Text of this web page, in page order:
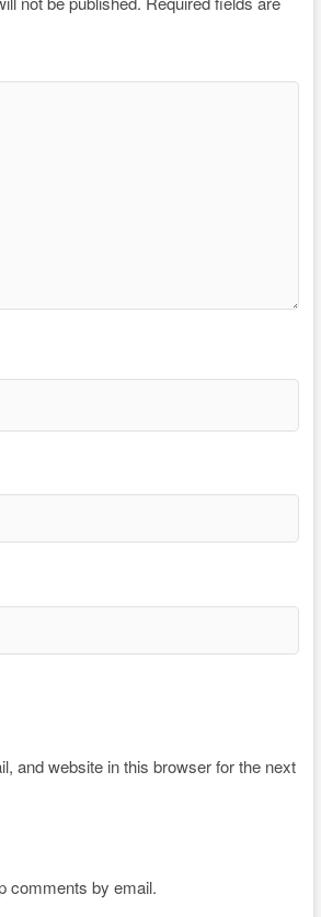
and website in this browser for the next
comments by email.